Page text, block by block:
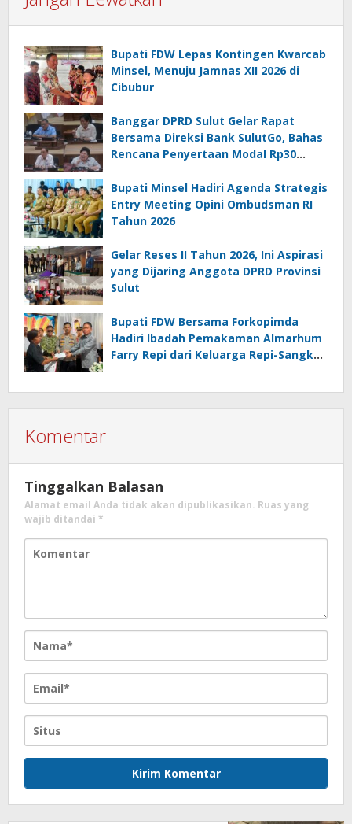
Bupati FDW Lepas Kontingen Kwarcab
Minsel, Menuju Jamnas XII 2026 di
Cibubur
Banggar DPRD Sulut Gelar Rapat
Bersama Direksi Bank SulutGo, Bahas
Rencana Penyertaan Modal Rp30
Bupati Minsel Hadiri Agenda Strategis
Entry Meeting Opini Ombudsman RI
Tahun 2026
Gelar Reses II Tahun 2026, Ini Aspirasi
yang Dijaring Anggota DPRD Provinsi
Sulut
Bupati FDW Bersama Forkopimda
Hadiri Ibadah Pemakaman Almarhum
Farry Repi dari Keluarga Repi-Sangkoy
Komentar
Tinggalkan Balasan
Alamat email Anda tidak akan dipublikasikan. Ruas yang
wajib ditandai *